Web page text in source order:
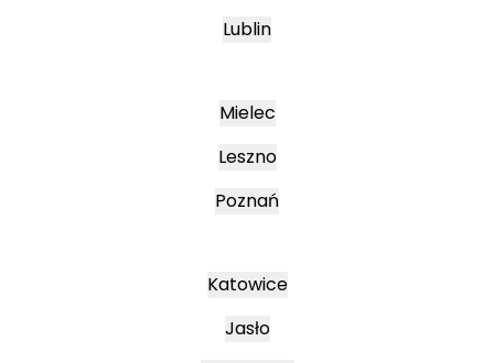
Lublin
Mielec
Leszno
Poznań
Katowice
Jasło